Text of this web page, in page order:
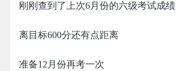
刚刚查到了上次6月份的六级考试成绩
离目标600分还有点距离
准备12月份再考一次